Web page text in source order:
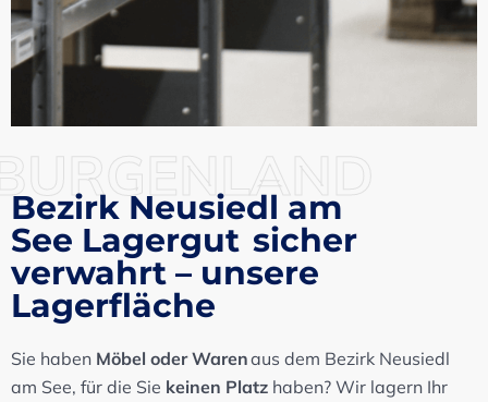
Bezirk Neusiedl am
See Lagergut sicher
verwahrt – unsere
Lagerfläche
Sie haben Möbel oder Warenaus dem Bezirk Neusiedl
am See, für die Sie keinen Platz haben? Wir lagern Ihr